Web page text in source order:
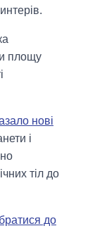
площу
нові
і
тіл до
до